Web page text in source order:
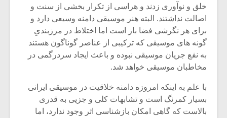
خلق و نوآوری زدند و هراسی از تکرار بخشی از سنت و
اصالت نداشتند. البته هنر موسیقی دامنه وسیعی دارد و
برای هر نگرشی فضا باز است اما اختلاط در مرزبندیِ
گونه های موسیقی که ترکیبی از عناصر گوناگون هستند
به نفع جریان موسیقی نبوده و باعث ایجاد سردرگمی در
مخاطبان موسیقی خواهد شد.
با علم به اینکه امروزه دامنه خلاقیت در موسیقی ایرانی
بسیار کمرنگ است و تشابهات کلی و جزیی به قدری
بالاست که گاهی امکان بازشناسی اثر وجود ندارد، اما